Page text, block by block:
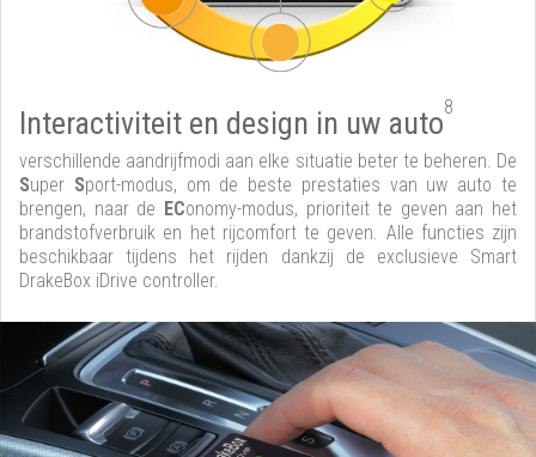
Interactiviteit en design in uw auto8
verschillende aandrijfmodi aan elke situatie beter te beheren. De
Super Sport-modus, om de beste prestaties van uw auto te
brengen, naar de EConomy-modus, prioriteit te geven aan het
brandstofverbruik en het rijcomfort te geven. Alle functies zijn
beschikbaar tijdens het rijden dankzij de exclusieve Smart
DrakeBox iDrive controller.